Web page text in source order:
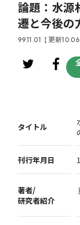
論題：水源
遷と今後の
99.11.01 [ 更新
タイトル
刊行年月日
著者/
研究者紹介